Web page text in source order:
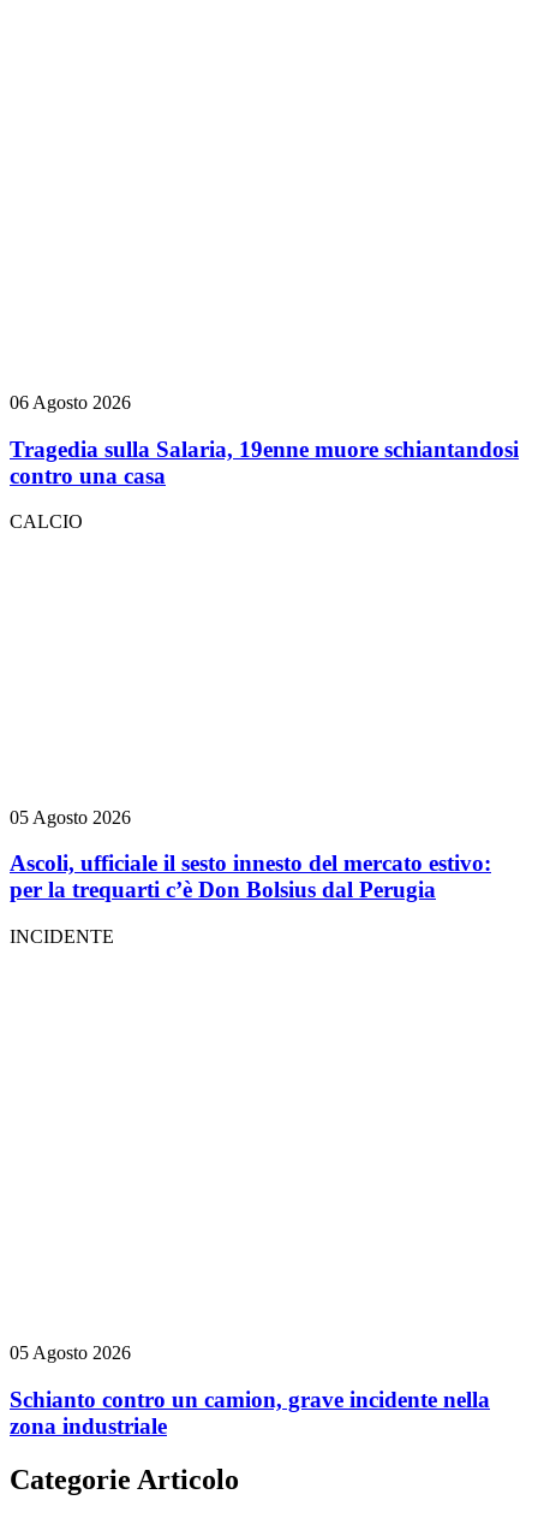
06 Agosto 2026
Tragedia sulla Salaria, 19enne muore schiantandosi
contro una casa
CALCIO
05 Agosto 2026
Ascoli, ufficiale il sesto innesto del mercato estivo:
per la trequarti c’è Don Bolsius dal Perugia
INCIDENTE
05 Agosto 2026
Schianto contro un camion, grave incidente nella
zona industriale
Categorie Articolo